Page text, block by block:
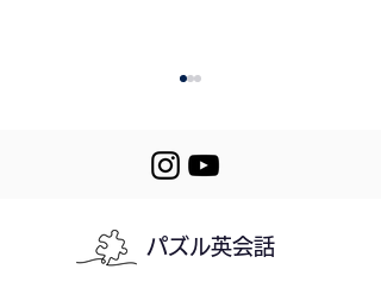
259. My Charging
パズル英会話